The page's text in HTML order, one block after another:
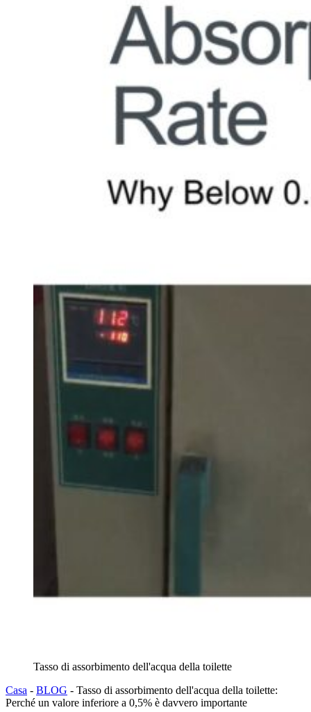
Tasso di assorbimento dell'acqua della toilette
Casa - BLOG - Tasso di assorbimento dell'acqua della toilette:
Perché un valore inferiore a 0,5% è davvero importante